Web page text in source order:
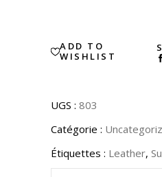
ADD TO
WISHLIST
UGS : 803
Catégorie :
Étiquettes : Leather,